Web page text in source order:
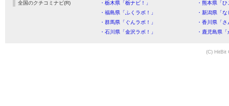
全国のクチコミナビ(R) ・栃木県「栃ナビ！」
・熊本県「
・福島県「ふくラボ！」
・新潟県「
・群馬県「ぐんラボ！」
・香川県「
・石川県「金沢ラボ！」
・鹿児島県
(C) HitBit